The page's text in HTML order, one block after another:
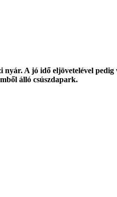
A jó idő eljövetelével pedig
álló csúszdapark.